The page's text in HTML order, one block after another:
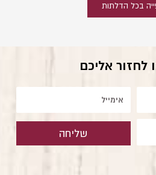
בכל הדלתות
לחזור אליכם
שליחה